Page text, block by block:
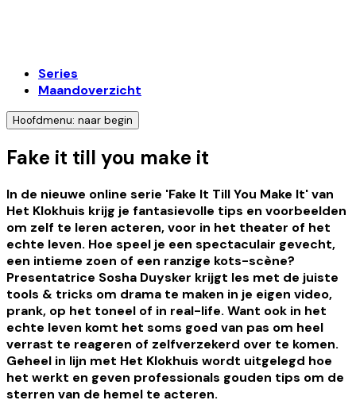
Series
Maandoverzicht
Hoofdmenu: naar begin
Fake it till you make it
In de nieuwe online serie 'Fake It Till You Make It' van
Het Klokhuis krijg je fantasievolle tips en voorbeelden
om zelf te leren acteren, voor in het theater of het
echte leven. Hoe speel je een spectaculair gevecht,
een intieme zoen of een ranzige kots-scène?
Presentatrice Sosha Duysker krijgt les met de juiste
tools & tricks om drama te maken in je eigen video,
prank, op het toneel of in real-life. Want ook in het
echte leven komt het soms goed van pas om heel
verrast te reageren of zelfverzekerd over te komen.
Geheel in lijn met Het Klokhuis wordt uitgelegd hoe
het werkt en geven professionals gouden tips om de
sterren van de hemel te acteren.